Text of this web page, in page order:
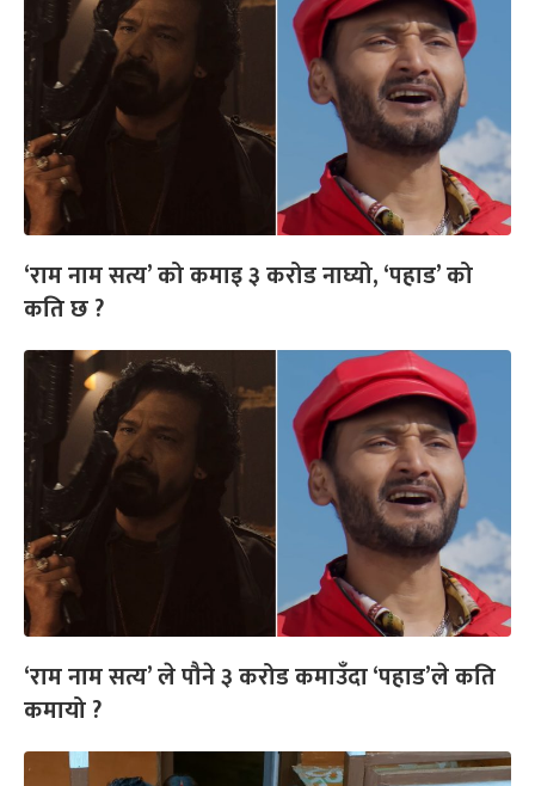
‘राम नाम सत्य’ को कमाइ ३ करोड नाघ्यो, ‘पहाड’ को
कति छ ?
‘राम नाम सत्य’ ले पौने ३ करोड कमाउँदा ‘पहाड’ले कति
कमायो ?